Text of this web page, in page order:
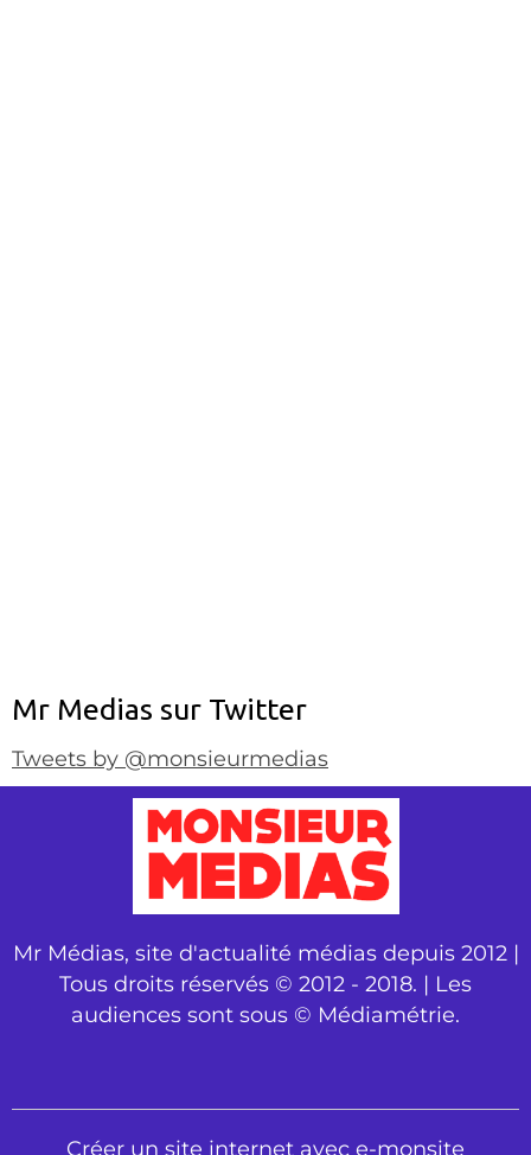
Mr Medias sur Twitter
Tweets by @monsieurmedias
Mr Médias, site d'actualité médias depuis 2012 |
Tous droits réservés © 2012 - 2018. | Les
audiences sont sous © Médiamétrie.
Créer un site internet avec e-monsite